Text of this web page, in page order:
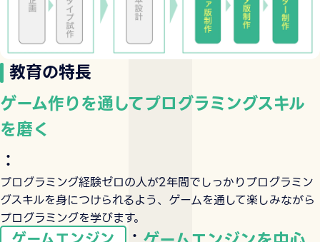
教育の特長
：
ゲーム作りを通してプログラミングスキル
を磨く
プログラミング経験ゼロの人が2年間でしっかりプログラミン
グスキルを身につけられるよう、ゲームを通して楽しみながら
プログラミングを学びます。